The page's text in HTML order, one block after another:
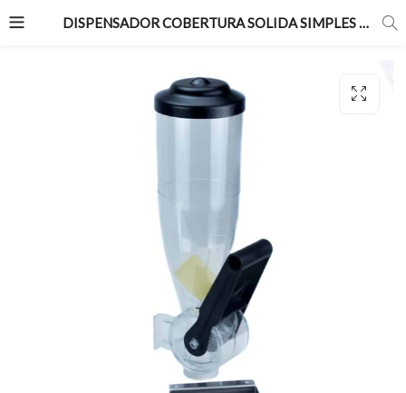
DISPENSADOR COBERTURA SOLIDA SIMPLES 1/4 A 2 OZ (2L) PAREDE